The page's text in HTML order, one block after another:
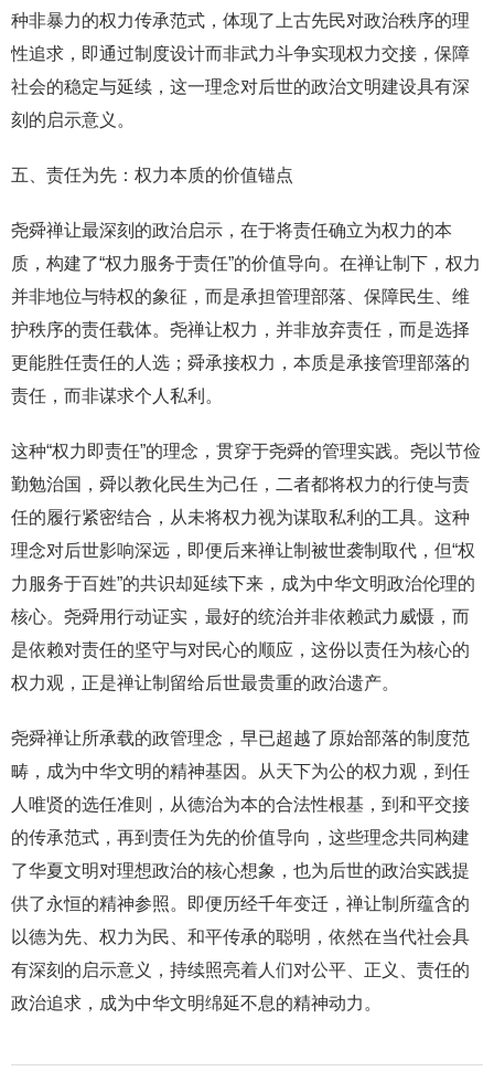
种非暴力的权力传承范式，体现了上古先民对政治秩序的理
性追求，即通过制度设计而非武力斗争实现权力交接，保障
社会的稳定与延续，这一理念对后世的政治文明建设具有深
刻的启示意义。
五、责任为先：权力本质的价值锚点
尧舜禅让最深刻的政治启示，在于将责任确立为权力的本
质，构建了“权力服务于责任”的价值导向。在禅让制下，权力
并非地位与特权的象征，而是承担管理部落、保障民生、维
护秩序的责任载体。尧禅让权力，并非放弃责任，而是选择
更能胜任责任的人选；舜承接权力，本质是承接管理部落的
责任，而非谋求个人私利。
这种“权力即责任”的理念，贯穿于尧舜的管理实践。尧以节俭
勤勉治国，舜以教化民生为己任，二者都将权力的行使与责
任的履行紧密结合，从未将权力视为谋取私利的工具。这种
理念对后世影响深远，即便后来禅让制被世袭制取代，但“权
力服务于百姓”的共识却延续下来，成为中华文明政治伦理的
核心。尧舜用行动证实，最好的统治并非依赖武力威慑，而
是依赖对责任的坚守与对民心的顺应，这份以责任为核心的
权力观，正是禅让制留给后世最贵重的政治遗产。
尧舜禅让所承载的政管理念，早已超越了原始部落的制度范
畴，成为中华文明的精神基因。从天下为公的权力观，到任
人唯贤的选任准则，从德治为本的合法性根基，到和平交接
的传承范式，再到责任为先的价值导向，这些理念共同构建
了华夏文明对理想政治的核心想象，也为后世的政治实践提
供了永恒的精神参照。即便历经千年变迁，禅让制所蕴含的
以德为先、权力为民、和平传承的聪明，依然在当代社会具
有深刻的启示意义，持续照亮着人们对公平、正义、责任的
政治追求，成为中华文明绵延不息的精神动力。